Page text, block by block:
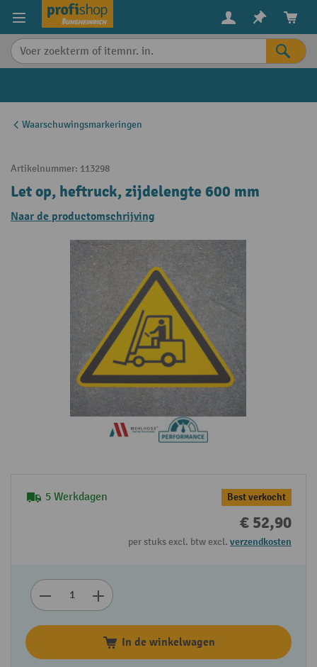
content
Waarschuwingsmarkeringen
Artikelnummer: 113298
Let op, heftruck, zijdelengte 600 mm
Naar de productomschrijving
5 Werkdagen Best verkocht
€ 52,90
per stuks excl. btw excl. verzendkosten
In de winkelwagen